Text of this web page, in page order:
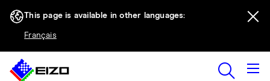
This page is available in other languages:
Français